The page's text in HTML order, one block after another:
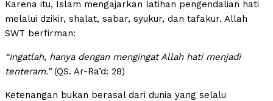
Karena itu, Islam mengajarkan latihan pengendalian hati
melalui dzikir, shalat, sabar, syukur, dan tafakur. Allah
SWT berfirman:
“Ingatlah, hanya dengan mengingat Allah hati menjadi
tenteram.”(QS. Ar-Ra’d: 28)
Ketenangan bukan berasal dari dunia yang selalu